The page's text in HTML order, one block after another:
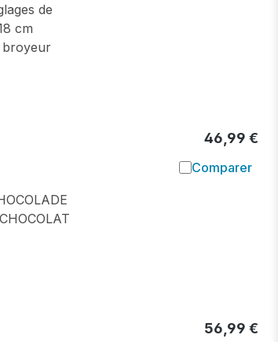
de
cm
broyeur
46,99 €
Comparer
Ajouter à
56,99 €